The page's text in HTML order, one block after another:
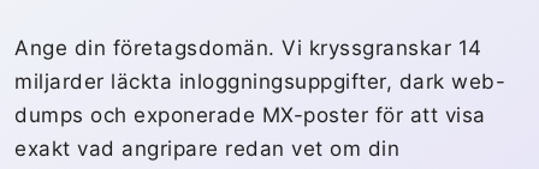
Ange din företagsdomän. Vi kryssgranskar 14
miljarder läckta inloggningsuppgifter, dark web-
dumps och exponerade MX-poster för att visa
exakt vad angripare redan vet om din